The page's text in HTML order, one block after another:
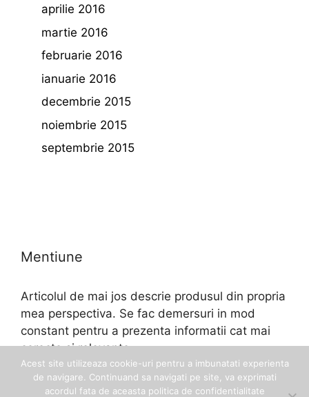
aprilie 2016
martie 2016
februarie 2016
ianuarie 2016
decembrie 2015
noiembrie 2015
septembrie 2015
Mentiune
Articolul de mai jos descrie produsul din propria
mea perspectiva. Se fac demersuri in mod
constant pentru a prezenta informatii cat mai
corecte si relevante.
Acest site utilizeaza cookie-uri pentru a imbunatati experienta
de navigare. Continuand sa navigati pe site, va exprimati
acordul fata de aceasta politica de confidentialitate